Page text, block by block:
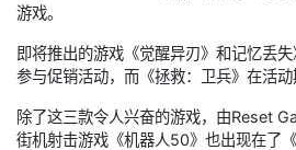
游戏。
即将推出的游戏《觉醒异刃》和记忆丢
参与促销活动，而《拯救：卫兵》在活动
除了这三款令人兴奋的游戏，由Reset
街机射击游戏《机器人50》也出现在了